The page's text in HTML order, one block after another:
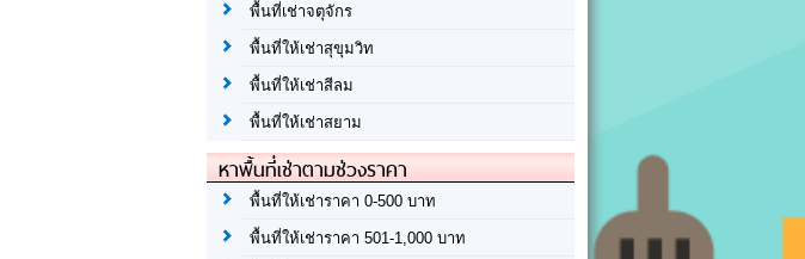
พื้นที่เช่าจตุจักร
พื้นที่ให้เช่าสุขุมวิท
พื้นที่ให้เช่าสีลม
พื้นที่ให้เช่าสยาม
หาพื้นที่เช่าตามช่วงราคา
พื้นที่ให้เช่าราคา 0-500 บาท
พื้นที่ให้เช่าราคา 501-1,000 บาท